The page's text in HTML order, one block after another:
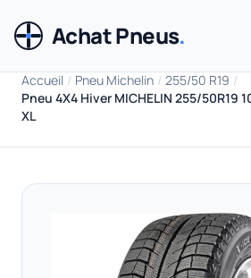
Achat Pneus.
Accueil / Pneu Michelin / 255/50 R19 /
Pneu 4X4 Hiver MICHELIN 255/50R19
XL